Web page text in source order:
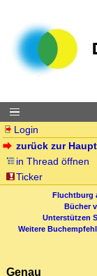
Login
zurück zur
in Thread öffnen
Ticker
Fluchtburg
Bücher
Unterstützen
Weitere
Genau